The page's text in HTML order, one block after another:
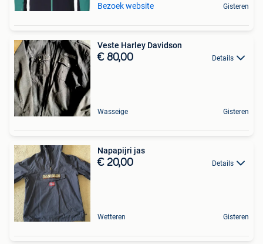
Bezoek website Gisteren
Veste Harley Davidson
€ 80,00 Details
Wasseige Gisteren
Napapijri jas
€ 20,00 Details
Wetteren Gisteren